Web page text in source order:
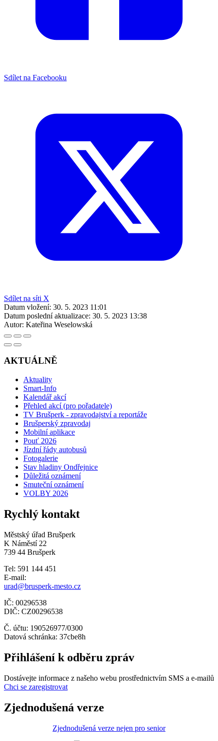
Sdílet na Facebooku
Sdílet na síti X
Datum vložení: 30. 5. 2023 11:01
Datum poslední aktualizace: 30. 5. 2023 13:38
Autor: Kateřina Weselowská
AKTUÁLNĚ
Aktuality
Smart-Info
Kalendář akcí
Přehled akcí (pro pořadatele)
TV Brušperk - zpravodajství a reportáže
Brušperský zpravodaj
Mobilní aplikace
Pouť 2026
Jízdní řády autobusů
Fotogalerie
Stav hladiny Ondřejnice
Důležitá oznámení
Smuteční oznámení
VOLBY 2026
Rychlý kontakt
Městský úřad Brušperk
K Náměstí 22
739 44 Brušperk
Tel: 591 144 451
E-mail:
urad@brusperk-mesto.cz
IČ: 00296538
DIČ: CZ00296538
Č. účtu: 190526977/0300
Datová schránka: 37cbe8h
Přihlášení k odběru zpráv
Dostávejte informace z našeho webu prostřednictvím SMS a e-mailů
Chci se zaregistrovat
Zjednodušená verze
Zjednodušená verze nejen pro senior